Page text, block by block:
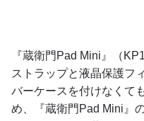
『蔵衛門Pad Mini』（
ストラップと液晶保護フ
バーケースを付けなくて
め、『蔵衛門Pad Mini』